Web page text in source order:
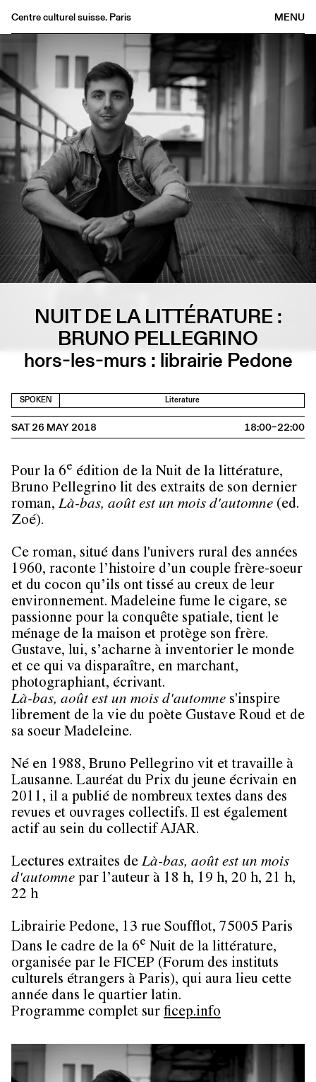
MENU
Centre culturel suisse. Paris
Agenda
Buvette
Archives
Medias
Publications
About
FR/EN
NUIT DE LA LITTÉRATURE :
BRUNO PELLEGRINO
hors-les-murs : librairie Pedone
SPOKEN Literature
SAT 26 MAY 2018 18:00–22:00
Pour la 6e édition de la Nuit de la littérature,
Bruno Pellegrino lit des extraits de son dernier
roman, Là-bas, août est un mois d'automne (ed.
Zoé).
Ce roman, situé dans l'univers rural des années
1960, raconte l’histoire d’un couple frère-soeur
et du cocon qu’ils ont tissé au creux de leur
environnement. Madeleine fume le cigare, se
passionne pour la conquête spatiale, tient le
ménage de la maison et protège son frère.
Gustave, lui, s’acharne à inventorier le monde
et ce qui va disparaître, en marchant,
photographiant, écrivant.
Là-bas, août est un mois d'automne s'inspire
librement de la vie du poète Gustave Roud et de
sa soeur Madeleine.
Né en 1988, Bruno Pellegrino vit et travaille à
Lausanne. Lauréat du Prix du jeune écrivain en
2011, il a publié de nombreux textes dans des
revues et ouvrages collectifs. Il est également
actif au sein du collectif AJAR.
Lectures extraites de Là-bas, août est un mois
d'automne par l’auteur à 18 h, 19 h, 20 h, 21 h,
22 h
Librairie Pedone, 13 rue Soufflot, 75005 Paris
Dans le cadre de la 6e Nuit de la littérature,
organisée par le FICEP (Forum des instituts
culturels étrangers à Paris), qui aura lieu cette
année dans le quartier latin.
Programme complet sur ficep.info